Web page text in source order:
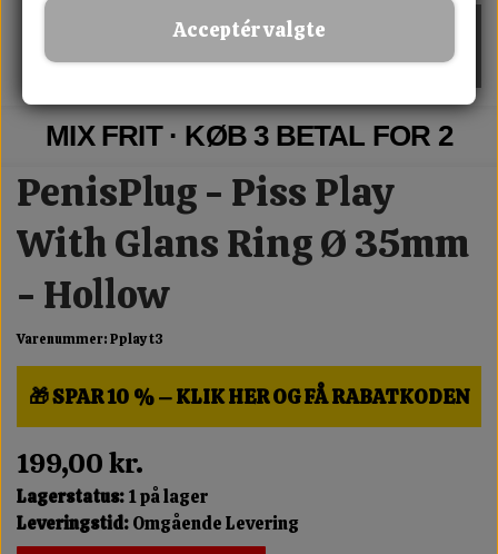
MIX FRIT · KØB 3 BETAL FOR 2
PenisPlug - Piss Play
With Glans Ring Ø 35mm
- Hollow
Varenummer: Pplay t3
🎁 SPAR 10 % – KLIK HER OG FÅ RABATKODEN
199,00 kr.
Lagerstatus:1 på lager
Leveringstid:Omgående Levering
Acceptér valgte